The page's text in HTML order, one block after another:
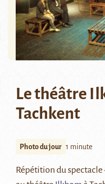
Le théâtre
Tachkent
Photo du jour 1 minute
Répétition du spectacle